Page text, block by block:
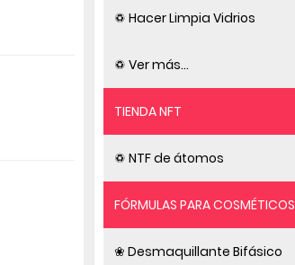
♽ Hacer Limpia Vidrios
♽ Ver más...
TIENDA NFT
♽ NTF de átomos
FÓRMULAS PARA COSMÉTICOS
❀ Desmaquillante Bifásico